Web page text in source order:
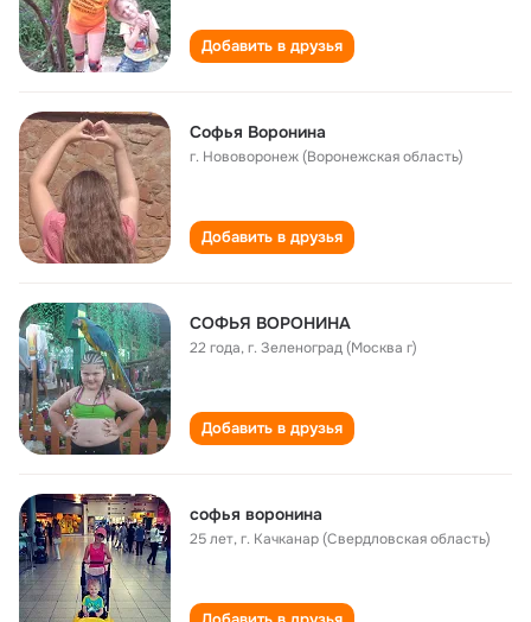
Добавить в друзья
Софья Воронина
г. Нововоронеж (Воронежская область)
Добавить в друзья
СОФЬЯ ВОРОНИНА
22 года,г. Зеленоград (Москва г)
Добавить в друзья
софья воронина
25 лет,г. Качканар (Свердловская область)